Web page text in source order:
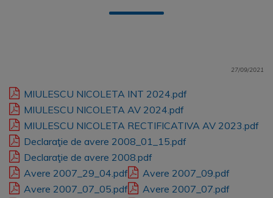
27/09/2021
MIULESCU NICOLETA INT 2024.pdf
MIULESCU NICOLETA AV 2024.pdf
MIULESCU NICOLETA RECTIFICATIVA AV 2023.pdf
Declaraţie de avere 2008_01_15.pdf
Declaraţie de avere 2008.pdf
Avere 2007_29_04.pdf
Avere 2007_09.pdf
Avere 2007_07_05.pdf
Avere 2007_07.pdf